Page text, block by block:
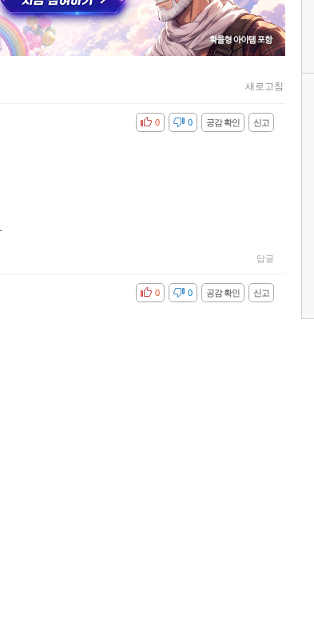
새로고침
신고
공감 확인
비공감 0
0
답글
신고
공감 확인
비공감 0
0